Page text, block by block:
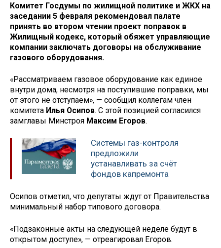
Комитет Госдумы по жилищной политике и ЖКХ на
заседании 5 февраля рекомендовал палате
принять во втором чтении проект поправок в
Жилищный кодекс, который обяжет управляющие
компании заключать договоры на обслуживание
газового оборудования.
«Рассматриваем газовое оборудование как единое
внутри дома, несмотря на поступившие поправки, мы
от этого не отступаем», — сообщил коллегам член
комитета Илья Осипов. С этой позицией согласился
замглавы Минстроя Максим Егоров.
Системы газ-контроля
предложили
устанавливать за счёт
фондов капремонта
Осипов отметил, что депутаты ждут от Правительства
минимальный набор типового договора.
«Подзаконные акты на следующей неделе будут в
открытом доступе», — отреагировал Егоров.